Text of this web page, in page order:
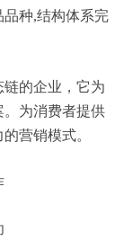
种,结构体系完
的企业，它为
为消费者提供
营销模式。